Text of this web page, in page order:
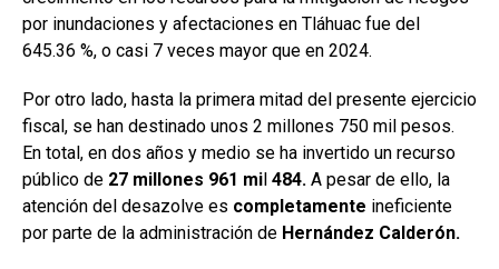
por inundaciones y afectaciones en Tláhuac fue del
645.36 %, o casi 7 veces mayor que en 2024.
Por otro lado, hasta la primera mitad del presente ejercicio
fiscal, se han destinado unos 2 millones 750 mil pesos.
En total, en dos años y medio se ha invertido un recurso
público de 27 millones 961 mil 484. A pesar de ello, la
atención del desazolve es completamente ineficiente
por parte de la administración de Hernández Calderón.